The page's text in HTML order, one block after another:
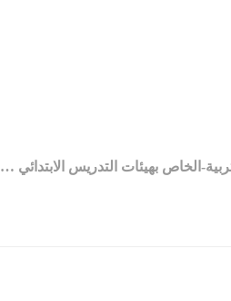
دليل علوم التربية-الخاص بهيئات التدريس الابتدائي والإعدادي والثانوي